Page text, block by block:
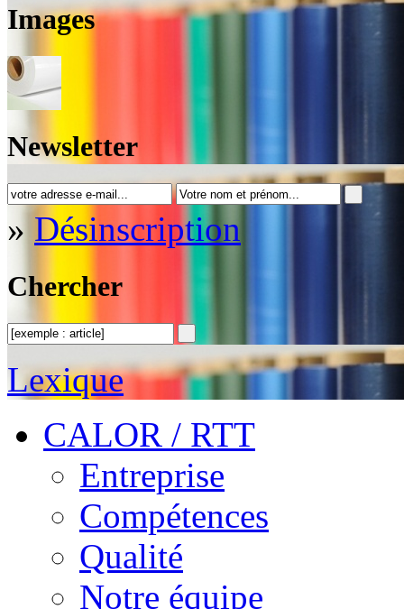
Images
Newsletter
» Désinscription
Chercher
Lexique
CALOR / RTT
Entreprise
Compétences
Qualité
Notre équipe